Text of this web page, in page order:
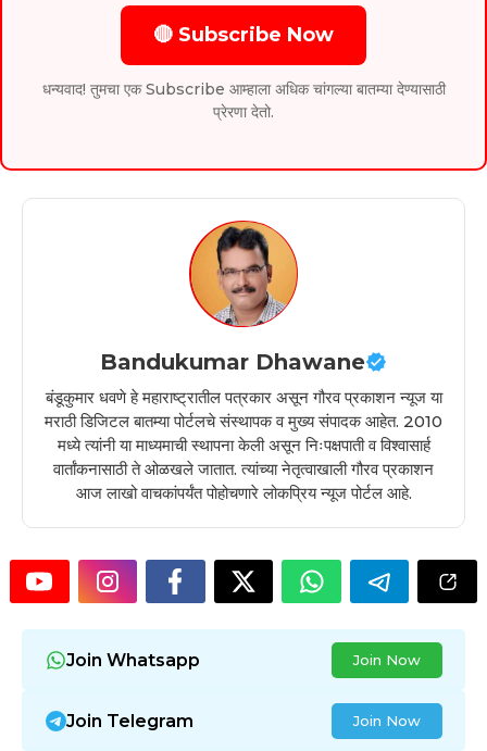
🔴 Subscribe Now
धन्यवाद! तुमचा एक Subscribe आम्हाला अधिक चांगल्या बातम्या देण्यासाठी
प्रेरणा देतो.
Bandukumar Dhawane
बंडूकुमार धवणे हे महाराष्ट्रातील पत्रकार असून गौरव प्रकाशन न्यूज या
मराठी डिजिटल बातम्या पोर्टलचे संस्थापक व मुख्य संपादक आहेत. 2010
मध्ये त्यांनी या माध्यमाची स्थापना केली असून निःपक्षपाती व विश्वासार्ह
वार्तांकनासाठी ते ओळखले जातात. त्यांच्या नेतृत्वाखाली गौरव प्रकाशन
आज लाखो वाचकांपर्यंत पोहोचणारे लोकप्रिय न्यूज पोर्टल आहे.
Join Whatsapp Join Now
Join Telegram Join Now